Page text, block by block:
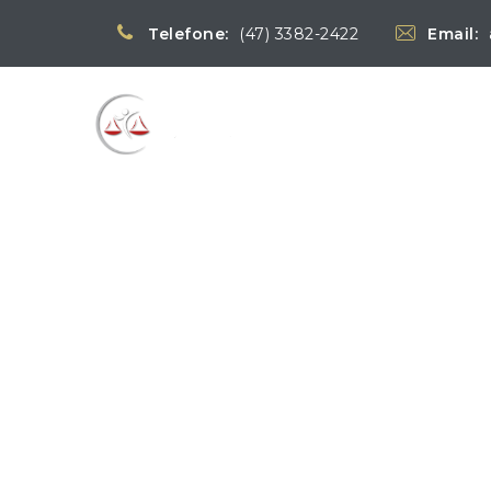
Telefone: (47) 3382-2422 Email: